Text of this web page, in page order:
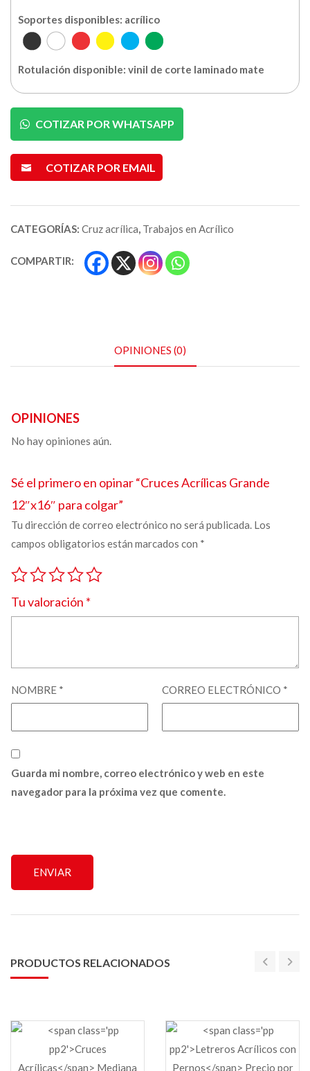
Soportes disponibles: acrílico
Rotulación disponible: vinil de corte laminado mate
COTIZAR POR WHATSAPP
COTIZAR POR EMAIL
CATEGORÍAS: Cruz acrílica, Trabajos en Acrílico
COMPARTIR:
OPINIONES (0)
OPINIONES
No hay opiniones aún.
Sé el primero en opinar “Cruces Acrílicas Grande
12″x16″ para colgar”
Tu dirección de correo electrónico no será publicada. Los
campos obligatorios están marcados con *
Tu valoración *
NOMBRE * CORREO ELECTRÓNICO *
Guarda mi nombre, correo electrónico y web en este
navegador para la próxima vez que comente.
PRODUCTOS RELACIONADOS